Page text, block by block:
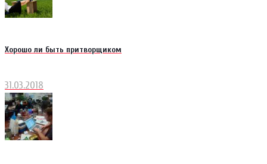
Хорошо ли быть притворщиком
31.03.2018